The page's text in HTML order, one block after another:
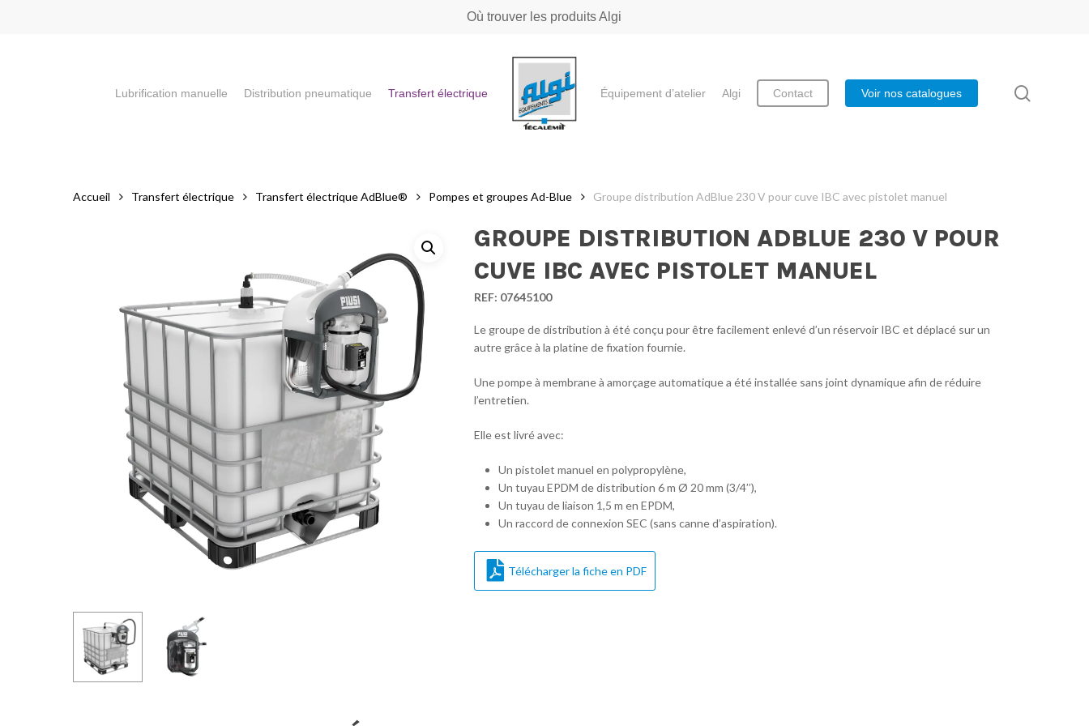
Où trouver les produits Algi
Lubrification manuelle Distribution pneumatique Transfert électrique Équipement d’atelier Algi Contact Voir nos catalogues
Accueil Transfert électrique Transfert électrique AdBlue® Pompes et groupes Ad-Blue Groupe distribution AdBlue 230 V pour cuve IBC avec pistolet manuel
GROUPE DISTRIBUTION ADBLUE 230 V POUR
CUVE IBC AVEC PISTOLET MANUEL
REF: 07645100
Le groupe de distribution à été conçu pour être facilement enlevé d’un réservoir IBC et déplacé sur un
autre grâce à la platine de fixation fournie.
Une pompe à membrane à amorçage automatique a été installée sans joint dynamique afin de réduire
l’entretien.
Elle est livré avec:
Un pistolet manuel en polypropylène,
Un tuyau EPDM de distribution 6 m Ø 20 mm (3/4’’),
Un tuyau de liaison 1,5 m en EPDM,
Un raccord de connexion SEC (sans canne d’aspiration).
Télécharger la fiche en PDF